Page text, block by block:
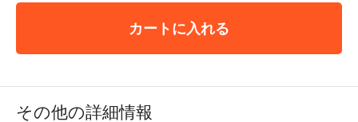
カートに入れる
その他の詳細情報